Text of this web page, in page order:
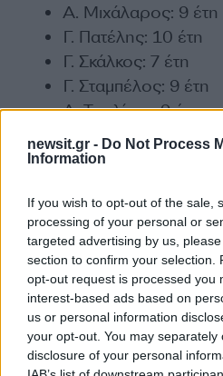
newsit.gr - Do Not Process
Information
If you wish to opt-out of the sale,
processing of your personal or
targeted advertising by us,
section to confirm your selection.
opt-out request is processed you
interest-based ads based on
us or personal information
your opt-out. You may
disclosure of your personal
Α. Μιχάλαρος: 9 έτη
Γ. Πατέλης: 10 έτη
Γ. Σκάλκος: 7 έτη
Γ. Σταμπέλος: 9 έτη
Λ. Τσαλίκης: 9 έτη
Ν. Τσορβάς: 9 έτη
Υπόθεση
Αν. Πανταζής: 10 έτη
Δ. Αγριογιάννης: 7
Μ. Ευγενικός: 6 έτη
Θ. Μαρίας: 6
Κ. Παπαδόπουλος: 7